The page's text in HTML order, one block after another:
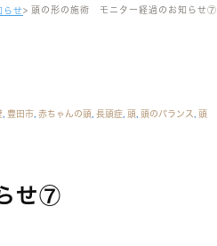
らせ 頭の形の施術 モニター経過のお知らせ⑦
豊田市 赤ちゃんの頭 長頭症 頭 頭のバランス
頭
せ⑦